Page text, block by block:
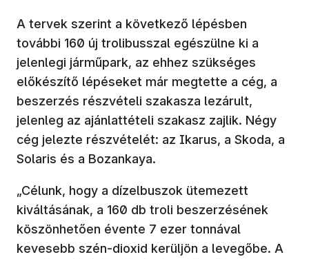
A tervek szerint a következő lépésben
további 160 új trolibusszal egészülne ki a
jelenlegi járműpark, az ehhez szükséges
előkészítő lépéseket már megtette a cég, a
beszerzés részvételi szakasza lezárult,
jelenleg az ajánlattételi szakasz zajlik. Négy
cég jelezte részvételét: az Ikarus, a Skoda, a
Solaris és a Bozankaya.
„Célunk, hogy a dízelbuszok ütemezett
kiváltásának, a 160 db troli beszerzésének
köszönhetően évente 7 ezer tonnával
kevesebb szén-dioxid kerüljön a levegőbe. A